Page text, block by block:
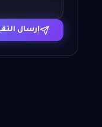
إرسال